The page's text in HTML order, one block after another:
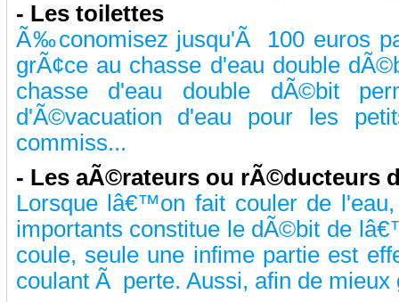
- Les toilettes
Ã‰conomisez jusqu'Ã 100 euros
grÃ¢ce au chasse d'eau double
chasse d'eau double dÃ©bit
d'Ã©vacuation d'eau pour les
commiss...
- Les aÃ©rateurs ou rÃ©ducteurs
Lorsque lâ€™on fait couler de
importants constitue le dÃ©bit de
coule, seule une infime partie est
coulant Ã perte. Aussi, afin de